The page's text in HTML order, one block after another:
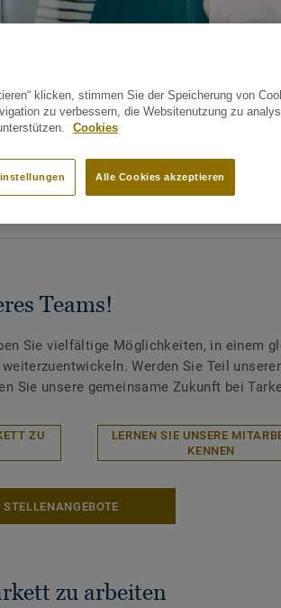
Teams!
Sie vielfältige Möglichkeiten, in einem
Werden Sie Teil
Sie unsere gemeinsame Zukunft bei
ZU
LERNEN SIE UNSERE
KENNEN
STELLENANGEBOTE
zu arbeiten
klicken, stimmen Sie der Speicherung von
zu verbessern, die Websitenutzung zu
Cookies
Alle Cookies akzeptieren